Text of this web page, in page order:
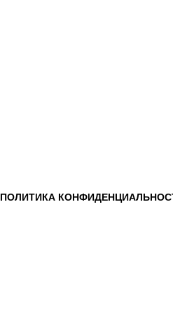
ПОЛИТИКА